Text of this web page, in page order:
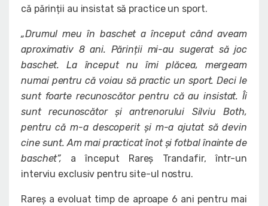
că părinții au insistat să practice un sport.
„Drumul meu în baschet a început când aveam
aproximativ 8 ani. Părinții mi-au sugerat să joc
baschet. La început nu îmi plăcea, mergeam
numai pentru că voiau să practic un sport. Deci le
sunt foarte recunoscător pentru că au insistat. Îi
sunt recunoscător și antrenorului Silviu Both,
pentru că m-a descoperit și m-a ajutat să devin
cine sunt. Am mai practicat înot și fotbal înainte de
baschet”, a început Rareș Trandafir, într-un
interviu exclusiv pentru site-ul nostru.
Rareș a evoluat timp de aproape 6 ani pentru mai